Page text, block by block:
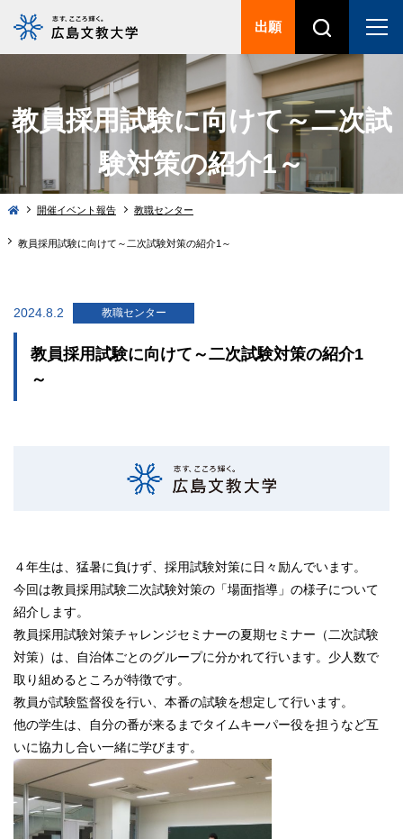
教員採用試験に向けて～二次試
験対策の紹介1～
開催イベント報告 教職センター
教員採用試験に向けて～二次試験対策の紹介1～
2024.8.2 教職センター
教員採用試験に向けて～二次試験対策の紹介1
～
４年生は、猛暑に負けず、採用試験対策に日々励んでいます。
今回は教員採用試験二次試験対策の「場面指導」の様子について
紹介します。
教員採用試験対策チャレンジセミナーの夏期セミナー（二次試験
対策）は、自治体ごとのグループに分かれて行います。少人数で
取り組めるところが特徴です。
教員が試験監督役を行い、本番の試験を想定して行います。
他の学生は、自分の番が来るまでタイムキーパー役を担うなど互
いに協力し合い一緒に学びます。
出願